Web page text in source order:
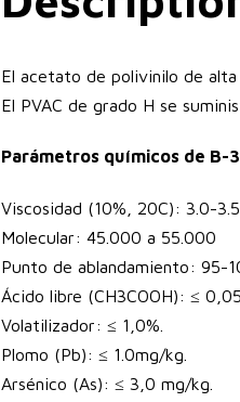
El acetato de polivinilo de
El PVAC de grado H se
Parámetros químicos de B-3
Viscosidad (10%, 20C): 3.0-3.5
Molecular: 45.000 a 55.000
Punto de ablandamiento: 95-
Ácido libre (CH3COOH): ≤
Volatilizador: ≤ 1,0%.
Plomo (Pb): ≤ 1.0mg/kg.
Arsénico (As): ≤ 3,0 mg/kg.